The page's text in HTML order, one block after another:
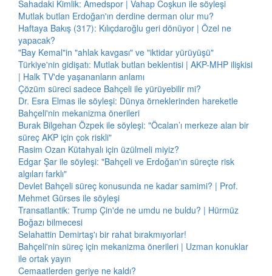
Sahadaki Kimlik: Amedspor | Vahap Coşkun ile söyleşi
Mutlak butlan Erdoğan'ın derdine derman olur mu?
Haftaya Bakış (317): Kılıçdaroğlu geri dönüyor | Özel ne
yapacak?
"Bay Kemal"in "ahlak kavgası" ve "iktidar yürüyüşü"
Türkiye'nin gidişatı: Mutlak butlan beklentisi | AKP-MHP ilişkisi
| Halk TV'de yaşananların anlamı
Çözüm süreci sadece Bahçeli ile yürüyebilir mi?
Dr. Esra Elmas ile söyleşi: Dünya örneklerinden hareketle
Bahçeli'nin mekanizma önerileri
Burak Bilgehan Özpek ile söyleşi: "Öcalan’ı merkeze alan bir
süreç AKP için çok riskli"
Rasim Ozan Kütahyalı için üzülmeli miyiz?
Edgar Şar ile söyleşi: "Bahçeli ve Erdoğan'ın süreçte risk
algıları farklı"
Devlet Bahçeli süreç konusunda ne kadar samimi? | Prof.
Mehmet Gürses ile söyleşi
Transatlantik: Trump Çin'de ne umdu ne buldu? | Hürmüz
Boğazı bilmecesi
Selahattin Demirtaş'ı bir rahat bırakmıyorlar!
Bahçeli'nin süreç için mekanizma önerileri | Uzman konuklar
ile ortak yayın
Cemaatlerden geriye ne kaldı?